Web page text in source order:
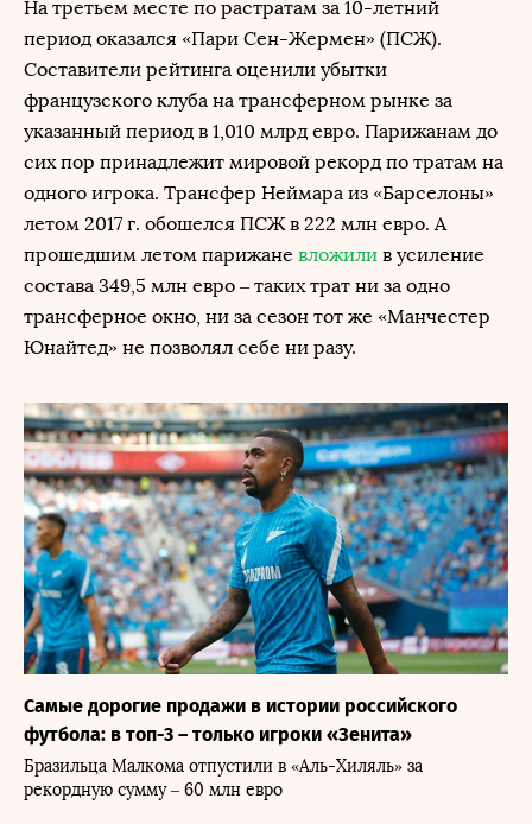
На третьем месте по растратам за 10-летний
период оказался «Пари Сен-Жермен» (ПСЖ).
Составители рейтинга оценили убытки
французского клуба на трансферном рынке за
указанный период в 1,010 млрд евро. Парижанам до
сих пор принадлежит мировой рекорд по тратам на
одного игрока. Трансфер Неймара из «Барселоны»
летом 2017 г. обошелся ПСЖ в 222 млн евро. А
прошедшим летом парижане вложили в усиление
состава 349,5 млн евро – таких трат ни за одно
трансферное окно, ни за сезон тот же «Манчестер
Юнайтед» не позволял себе ни разу.
Самые дорогие продажи в истории российского
футбола: в топ-3 – только игроки «Зенита»
Бразильца Малкома отпустили в «Аль-Хиляль» за
рекордную сумму – 60 млн евро